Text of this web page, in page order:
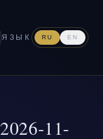
ЯЗЫК RU EN
2026-11-